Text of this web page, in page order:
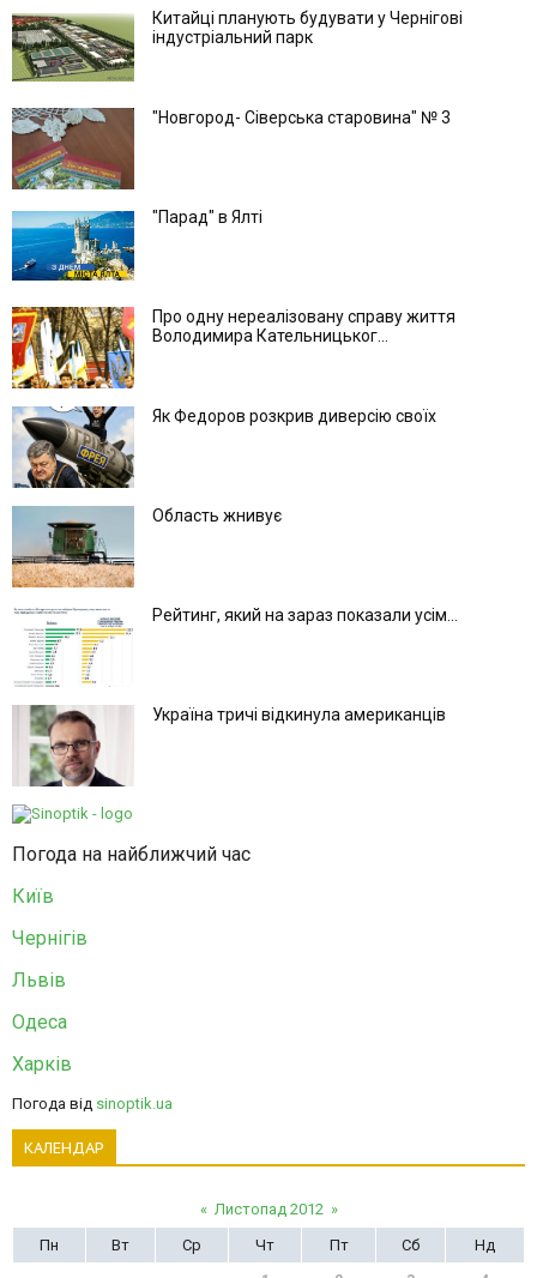
Китайці планують будувати у Чернігові
індустріальний парк
"Новгород- Сіверська старовина" № 3
"Парад" в Ялті
Про одну нереалізовану справу життя
Володимира Кательницьког...
Як Федоров розкрив диверсію своїх
Область жнивує
Рейтинг, який на зараз показали усім...
Україна тричі відкинула американців
Погода на найближчий час
Київ
Чернігів
Львів
Одеса
Харків
Погода від sinoptik.ua
КАЛЕНДАР
« Листопад 2012 »
Пн
Вт Ср Чт Пт Сб Нд